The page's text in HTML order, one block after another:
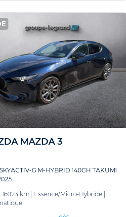
MAZDA 3
G M-HYBRID 140CH TAKUMI
16023 km | Essence/Micro-Hybride |